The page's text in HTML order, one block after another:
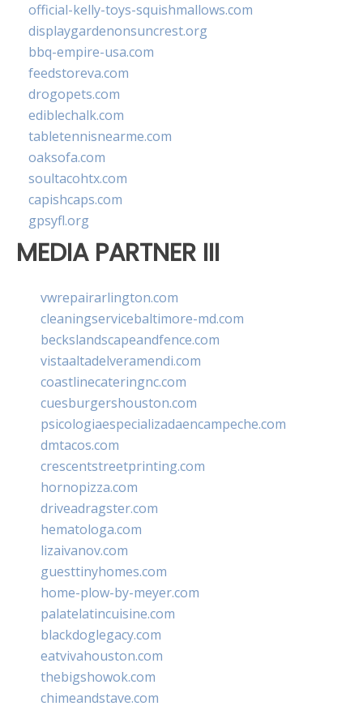
official-kelly-toys-squishmallows.com
displaygardenonsuncrest.org
bbq-empire-usa.com
feedstoreva.com
drogopets.com
ediblechalk.com
tabletennisnearme.com
oaksofa.com
soultacohtx.com
capishcaps.com
gpsyfl.org
MEDIA PARTNER III
vwrepairarlington.com
cleaningservicebaltimore-md.com
beckslandscapeandfence.com
vistaaltadelveramendi.com
coastlinecateringnc.com
cuesburgershouston.com
psicologiaespecializadaencampeche.com
dmtacos.com
crescentstreetprinting.com
hornopizza.com
driveadragster.com
hematologa.com
lizaivanov.com
guesttinyhomes.com
home-plow-by-meyer.com
palatelatincuisine.com
blackdoglegacy.com
eatvivahouston.com
thebigshowok.com
chimeandstave.com